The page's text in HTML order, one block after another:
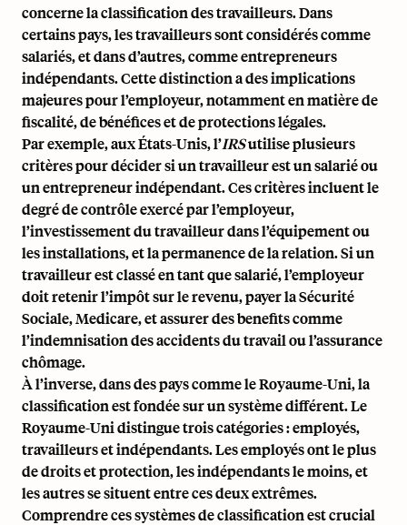
concerne la classification des travailleurs. Dans
certains pays, les travailleurs sont considérés comme
salariés, et dans d’autres, comme entrepreneurs
indépendants. Cette distinction a des implications
majeures pour l’employeur, notamment en matière de
fiscalité, de bénéfices et de protections légales.
Par exemple, aux États-Unis, l’IRSutilise plusieurs
critères pour décider si un travailleur est un salarié ou
un entrepreneur indépendant. Ces critères incluent le
degré de contrôle exercé par l’employeur,
l’investissement du travailleur dans l’équipement ou
les installations, et la permanence de la relation. Si un
travailleur est classé en tant que salarié, l’employeur
doit retenir l’impôt sur le revenu, payer la Sécurité
Sociale, Medicare, et assurer des benefits comme
l’indemnisation des accidents du travail ou l’assurance
chômage.
À l’inverse, dans des pays comme leRoyaume-Uni, la
classification est fondée sur un système différent. Le
Royaume-Uni distingue trois catégories :employés,
travailleurs et indépendants. Les employés ont le plus
de droits et protection, les indépendants le moins, et
les autres se situent entre ces deux extrêmes.
Comprendre ces systèmes de classification est crucial